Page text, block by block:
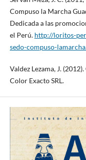
Compuso la Marcha
Dedicada a las
el Perú. http://loritos-
sedo-compuso-
Valdez Lezama, J.
Color Exacto SRL.